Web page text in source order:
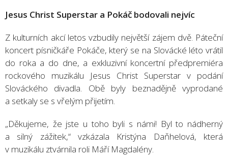
Jesus Christ Superstar a Pokáč bodovali nejvíc
Z kulturních akcí letos vzbudily největší zájem dvě. Páteční
koncert písničkáře Pokáče, který se na Slovácké léto vrátil
do roka a do dne, a exkluzivní koncertní předpremiéra
rockového muzikálu Jesus Christ Superstar v podání
Slováckého divadla. Obě byly beznadějně vyprodané
a setkaly se s vřelým přijetím.
„Děkujeme, že jste u toho byli s námi! Byl to nádherný
a silný zážitek,“ vzkázala Kristýna Daňhelová, která
v muzikálu ztvárnila roli Máří Magdalény.